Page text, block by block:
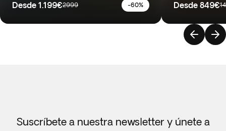
Desde 1.199€2999 -60% Desde 849€
Suscríbete a nuestra newsletter y únete a